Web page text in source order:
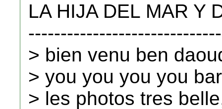
LA HIJA DEL MAR Y
> bien venu ben
> you you you you
> les photos tres